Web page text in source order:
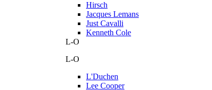
Hirsch
Jacques Lemans
Just Cavalli
Kenneth Cole
L-O
L-O
L'Duchen
Lee Cooper